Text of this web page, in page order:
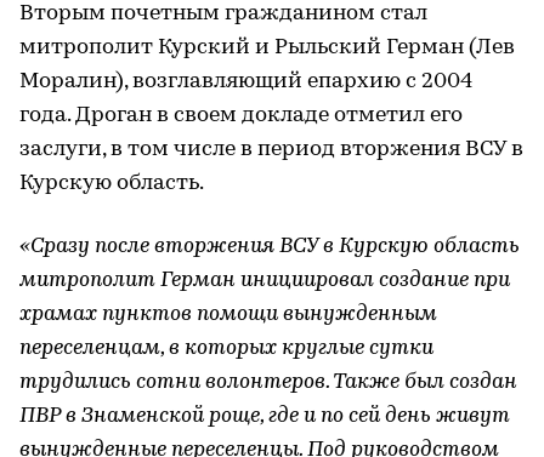
Вторым почетным гражданином стал
митрополит Курский и Рыльский Герман (Лев
Моралин), возглавляющий епархию с 2004
года. Дроган в своем докладе отметил его
заслуги, в том числе в период вторжения ВСУ в
Курскую область.
«Сразу после вторжения ВСУ в Курскую область
митрополит Герман инициировал создание при
храмах пунктов помощи вынужденным
переселенцам, в которых круглые сутки
трудились сотни волонтеров. Также был создан
ПВР в Знаменской роще, где и по сей день живут
вынужденные переселенцы. Под руководством